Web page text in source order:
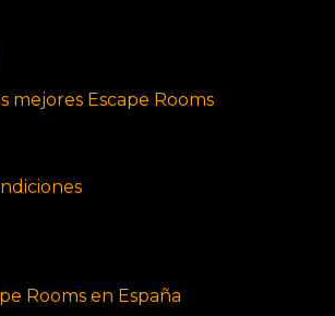
mejores Escape Rooms
Rooms en España